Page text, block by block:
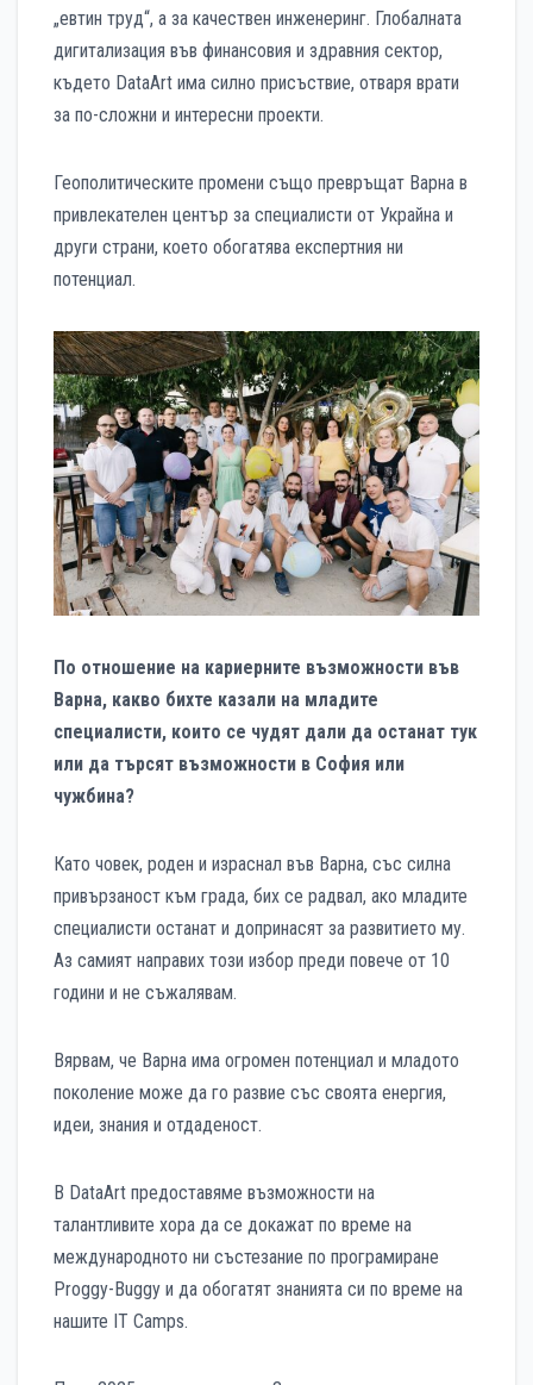
„евтин труд“, а за качествен инженеринг. Глобалната
дигитализация във финансовия и здравния сектор,
където DataArt има силно присъствие, отваря врати
за по-сложни и интересни проекти.
Геополитическите промени също превръщат Варна в
привлекателен център за специалисти от Украйна и
други страни, което обогатява експертния ни
потенциал.
По отношение на кариерните възможности във
Варна, какво бихте казали на младите
специалисти, които се чудят дали да останат тук
или да търсят възможности в София или
чужбина?
Като човек, роден и израснал във Варна, със силна
привързаност към града, бих се радвал, ако младите
специалисти останат и допринасят за развитието му.
Аз самият направих този избор преди повече от 10
години и не съжалявам.
Вярвам, че Варна има огромен потенциал и младото
поколение може да го развие със своята енергия,
идеи, знания и отдаденост.
В DataArt предоставяме възможности на
талантливите хора да се докажат по време на
международното ни състезание по програмиране
Proggy-Buggy и да обогатят знанията си по време на
нашите IT Camps.